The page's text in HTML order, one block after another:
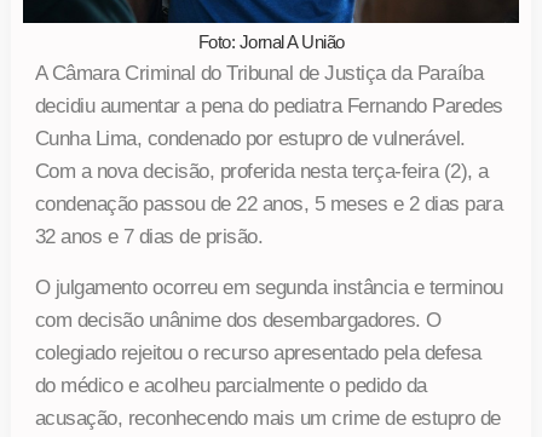
Foto: Jornal A União
A Câmara Criminal do Tribunal de Justiça da Paraíba
decidiu aumentar a pena do pediatra Fernando Paredes
Cunha Lima, condenado por estupro de vulnerável.
Com a nova decisão, proferida nesta terça-feira (2), a
condenação passou de 22 anos, 5 meses e 2 dias para
32 anos e 7 dias de prisão.
O julgamento ocorreu em segunda instância e terminou
com decisão unânime dos desembargadores. O
colegiado rejeitou o recurso apresentado pela defesa
do médico e acolheu parcialmente o pedido da
acusação, reconhecendo mais um crime de estupro de